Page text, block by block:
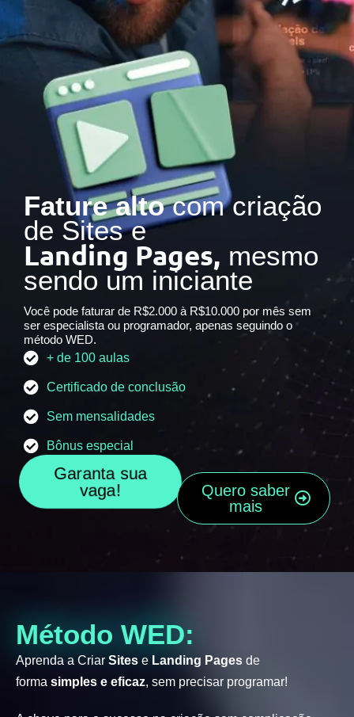
Fature altocom criação
de Sites e
Landing Pages, mesmo
sendo um iniciante
Você pode faturar de R$2.000 à R$10.000 por mês sem
ser especialista ou programador, apenas seguindo o
método WED.
+ de 100 aulas
Certificado de conclusão
Sem mensalidades
Bônus especial
Garanta sua
vaga!
Quero saber
mais
Método WED:
Aprenda a Criar Sites e Landing Pages de
forma simples e eficaz, sem precisar programar!